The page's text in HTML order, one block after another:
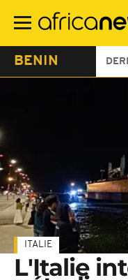
contenu
BENIN
ITALIE
L'Italie